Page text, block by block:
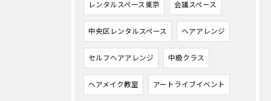
レンタルスペース東京 会議スペース
中央区レンタルスペース ヘアアレンジ
セルフヘアアレンジ 中級クラス
ヘアメイク教室 アートライブイベント